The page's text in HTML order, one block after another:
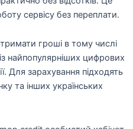
сервісу без переплати.
гроші в тому числі
найпопулярніших цифрових
Для зарахування підходять
та інших українських